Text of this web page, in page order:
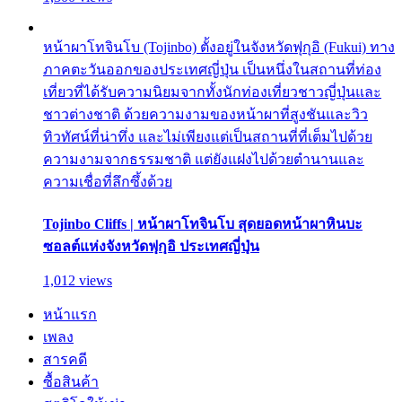
หน้าผาโทจินโบ (Tojinbo) ตั้งอยู่ในจังหวัดฟุกุอิ (Fukui) ทาง
ภาคตะวันออกของประเทศญี่ปุ่น เป็นหนึ่งในสถานที่ท่อง
เที่ยวที่ได้รับความนิยมจากทั้งนักท่องเที่ยวชาวญี่ปุ่นและ
ชาวต่างชาติ ด้วยความงามของหน้าผาที่สูงชันและวิว
ทิวทัศน์ที่น่าทึ่ง และไม่เพียงแต่เป็นสถานที่ที่เต็มไปด้วย
ความงามจากธรรมชาติ แต่ยังแฝงไปด้วยตำนานและ
ความเชื่อที่ลึกซึ้งด้วย
Tojinbo Cliffs | หน้าผาโทจินโบ สุดยอดหน้าผาหินบะ
ซอลต์แห่งจังหวัดฟุกุอิ ประเทศญี่ปุ่น
1,012 views
หน้าแรก
เพลง
สารคดี
ซื้อสินค้า